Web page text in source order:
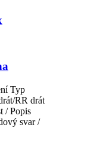
Typ
RR drát
/ Popis
svar /